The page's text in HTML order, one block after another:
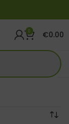
0 €0.00